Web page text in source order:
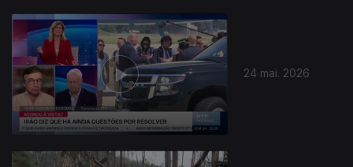
24 mai. 2026
929779